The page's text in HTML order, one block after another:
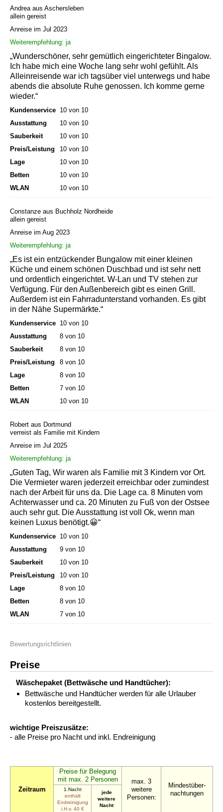
Andrea aus Aschersleben
allein gereist
Anreise im Jul 2023
Weiterempfehlung: ja
„Wunderschöner, sehr gemütlich eingerichteter Bingalow.
Ich habe mich eine Woche lang sehr wohl gefühlt. Als
Alleinreisende war ich tagsüber viel unterwegs und habe
abends die absolute Ruhe genossen. Ich komme gerne
wieder.“
Kundenservice 10 von 10
Ausstattung
10 von 10
Sauberkeit
10 von 10
Preis/Leistung
10 von 10
Lage
10 von 10
Betten
10 von 10
WLAN
10 von 10
Constanze aus Buchholz Nordheide
allein gereist
Anreise im Aug 2023
Weiterempfehlung: ja
„Es ist ein entzückender Bungalow mit einer kleinen
Küche und einem schönen Duschbad und ist sehr nett
und ordentlich eingerichtet. W-Lan und TV stehen zur
Verfügung. Für den Außenbereich gibt es einen Grill.
Außerdem ist ein Fahrradunterstand vorhanden. Es gibt
in der Nähe Supermärkte.“
Kundenservice 10 von 10
Ausstattung
8 von 10
Sauberkeit
8 von 10
Preis/Leistung
8 von 10
Lage
8 von 10
Betten
7 von 10
WLAN
10 von 10
Robert aus Dortmund
verreist als Familie mit Kindern
Anreise im Jul 2025
Weiterempfehlung: ja
„Guten Tag, Wir waren als Familie mit 3 Kindern vor Ort.
Die Vermieter waren jederzeit erreichbar oder zumindest
nach der Arbeit für uns da. Die Lage ca. 8 Minuten vom
Achterwasser und ca. 20 Minuten zu Fuß von der Ostsee
auch sehr gut. Die Ausstattung ist voll Ok, wenn man
keinen Luxus benötigt.😀“
Kundenservice 10 von 10
Ausstattung
9 von 10
Sauberkeit
10 von 10
Preis/Leistung
10 von 10
Lage
8 von 10
Betten
8 von 10
WLAN
7 von 10
Bewertungsrichtlinien
Preise
Wäschepaket (Bettwäsche und Handtücher):
Bettwäsche und Handtücher werden für alle Urlauber
kostenlos bereitgestellt.
wichtige Preiszusätze:
- alle Preise pro Nacht und inkl. Endreinigung
Zeitraum
Preise für Belegung
mit max. 2 Personen
max. 3
weitere
Personen:
Mindestüber-
nachtungen
1.Nacht
enthält
Endreinigung
i.H.v. 40 €
jede
weitere
Nacht